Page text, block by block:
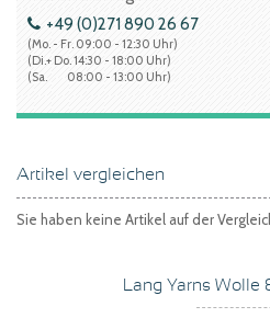
+49 (0)271 890 26 67
(Mo. - Fr. 09:00 - 12:30 Uhr)
(Di.+ Do. 14:30 - 18:00 Uhr)
(Sa. 08:00 - 13:00 Uhr)
Artikel vergleichen
Sie haben keine Artikel auf der
Lang Yarns Wolle